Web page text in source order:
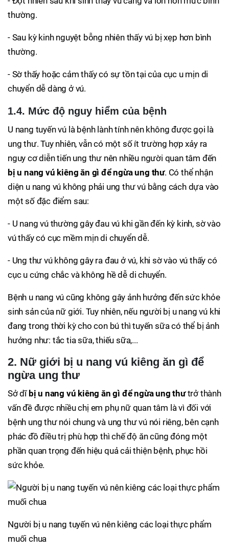
thường.
- Sau kỳ kinh nguyệt bỗng nhiên thấy vú bị xẹp hơn bình
thường.
- Sờ thấy hoặc cảm thấy có sự tồn tại của cục u mịn di
chuyển dễ dàng ở vú.
1.4. Mức độ nguy hiểm của bệnh
U nang tuyến vú là bệnh lành tính nên không được gọi là
ung thư. Tuy nhiên, vẫn có một số ít trường hợp xảy ra
nguy cơ diễn tiến ung thư nên nhiều người quan tâm đến
bị u nang vú kiêng ăn gì để ngừa ung thư. Có thể nhận
diện u nang vú không phải ung thư vú bằng cách dựa vào
một số đặc điểm sau:
- U nang vú thường gây đau vú khi gần đến kỳ kinh, sờ vào
vú thấy có cục mềm mịn di chuyển dễ.
- Ung thư vú không gây ra đau ở vú, khi sờ vào vú thấy có
cục u cứng chắc và không hề dễ di chuyển.
Bệnh u nang vú cũng không gây ảnh hưởng đến sức khỏe
sinh sản của nữ giới. Tuy nhiên, nếu người bị u nang vú khi
đang trong thời kỳ cho con bú thì tuyến sữa có thể bị ảnh
hưởng như: tắc tia sữa, thiếu sữa,...
2. Nữ giới bị u nang vú kiêng ăn gì để
ngừa ung thư
Sở dĩbị u nang vú kiêng ăn gì để ngừa ung thưtrở thành
vấn đề được nhiều chị em phụ nữ quan tâm là vì đối với
bệnh ung thư nói chung và ung thư vú nói riêng, bên cạnh
phác đồ điều trị phù hợp thì chế độ ăn cũng đóng một
phần quan trọng đến hiệu quả cải thiện bệnh, phục hồi
sức khỏe.
Người bị u nang tuyến vú nên kiêng các loại thực phẩm
muối chua